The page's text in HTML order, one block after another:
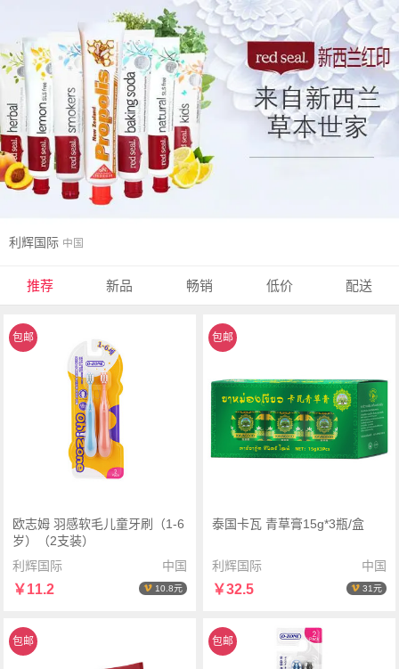
利辉国际 中国
推荐 新品 畅销 低价 配送
包邮
欧志姆 羽感软毛儿童牙刷（1-6
岁）（2支装）
利辉国际
中国
￥11.2 10.8元
包邮
泰国卡瓦 青草膏15g*3瓶/盒
利辉国际 中国
￥32.5 31元
包邮 包邮